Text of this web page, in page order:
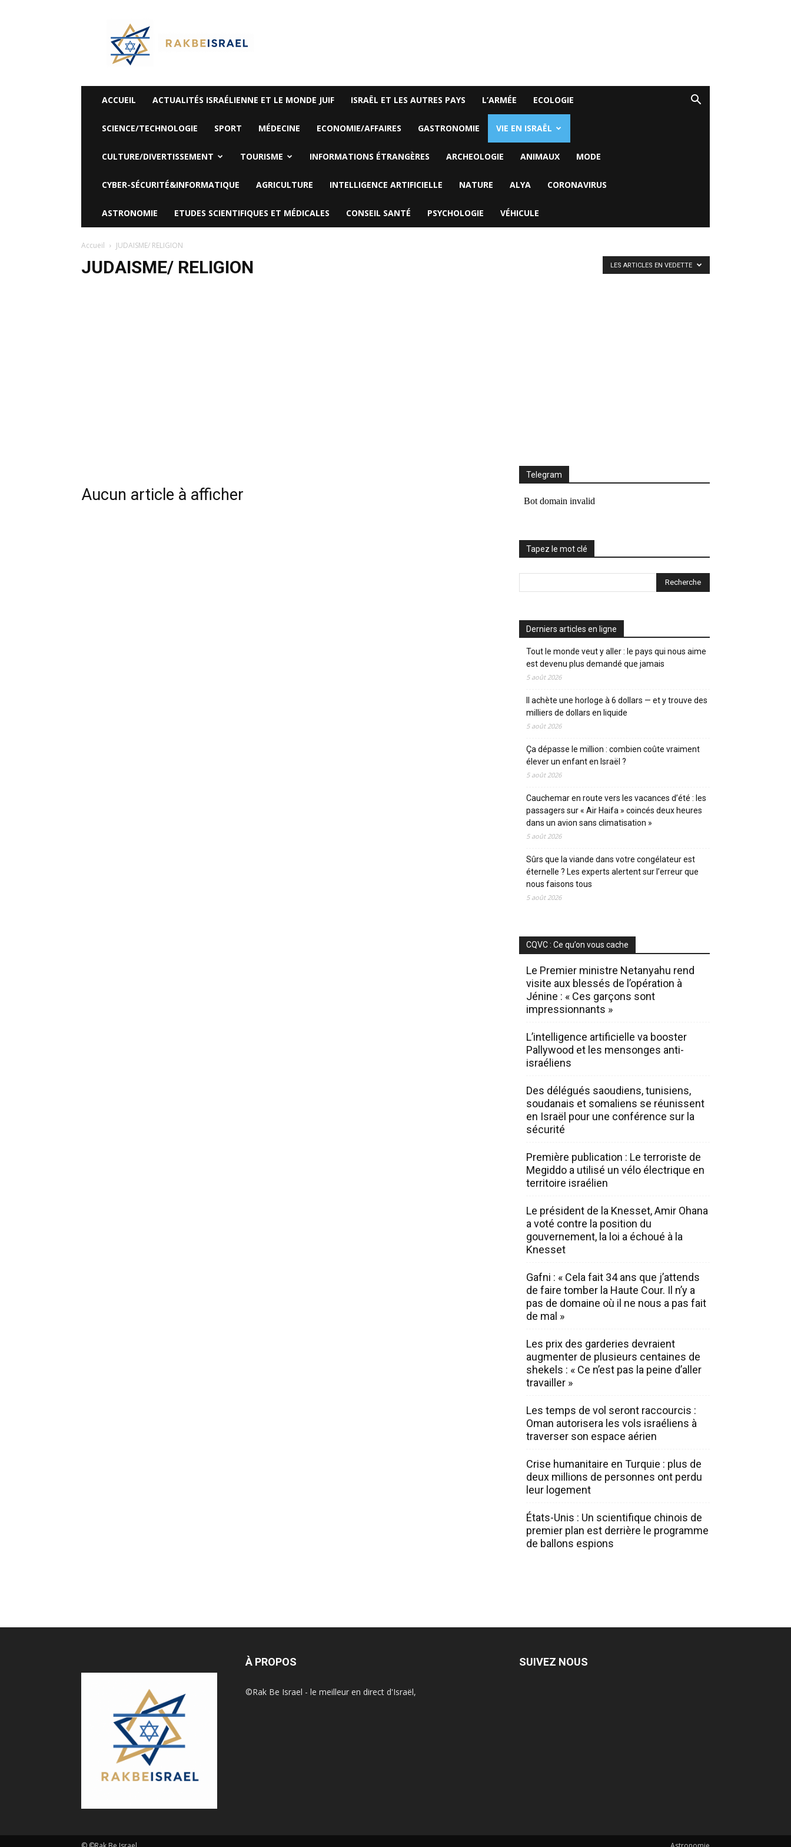
Rak
Be
Israel-
Alyaexpress-
News
ACCUEIL ACTUALITÉS ISRAÉLIENNE ET LE MONDE JUIF ISRAËL ET LES AUTRES PAYS L’ARMÉE ECOLOGIE
SCIENCE/TECHNOLOGIE SPORT MÉDECINE ECONOMIE/AFFAIRES GASTRONOMIE VIE EN ISRAËL
CULTURE/DIVERTISSEMENT TOURISME INFORMATIONS ÉTRANGÈRES ARCHEOLOGIE ANIMAUX MODE
CYBER-SÉCURITÉ&INFORMATIQUE AGRICULTURE INTELLIGENCE ARTIFICIELLE NATURE ALYA CORONAVIRUS
ASTRONOMIE ETUDES SCIENTIFIQUES ET MÉDICALES CONSEIL SANTÉ PSYCHOLOGIE VÉHICULE
Accueil JUDAISME/ RELIGION
JUDAISME/ RELIGION LES ARTICLES EN VEDETTE
Aucun article à afficher
Telegram
Tapez le mot clé
Derniers articles en ligne
Tout le monde veut y aller : le pays qui nous aime
est devenu plus demandé que jamais
5 août 2026
Il achète une horloge à 6 dollars — et y trouve des
milliers de dollars en liquide
5 août 2026
Ça dépasse le million : combien coûte vraiment
élever un enfant en Israël ?
5 août 2026
Cauchemar en route vers les vacances d’été : les
passagers sur « Air Haifa » coincés deux heures
dans un avion sans climatisation »
5 août 2026
Sûrs que la viande dans votre congélateur est
éternelle ? Les experts alertent sur l’erreur que
nous faisons tous
5 août 2026
CQVC : Ce qu’on vous cache
Le Premier ministre Netanyahu rend
visite aux blessés de l’opération à
Jénine : « Ces garçons sont
impressionnants »
L’intelligence artificielle va booster
Pallywood et les mensonges anti-
israéliens
Des délégués saoudiens, tunisiens,
soudanais et somaliens se réunissent
en Israël pour une conférence sur la
sécurité
Première publication : Le terroriste de
Megiddo a utilisé un vélo électrique en
territoire israélien
Le président de la Knesset, Amir Ohana
a voté contre la position du
gouvernement, la loi a échoué à la
Knesset
Gafni : « Cela fait 34 ans que j’attends
de faire tomber la Haute Cour. Il n’y a
pas de domaine où il ne nous a pas fait
de mal »
Les prix des garderies devraient
augmenter de plusieurs centaines de
shekels : « Ce n’est pas la peine d’aller
travailler »
Les temps de vol seront raccourcis :
Oman autorisera les vols israéliens à
traverser son espace aérien
Crise humanitaire en Turquie : plus de
deux millions de personnes ont perdu
leur logement
États-Unis : Un scientifique chinois de
premier plan est derrière le programme
de ballons espions
À PROPOS
©Rak Be Israel - le meilleur en direct d'Israël,
SUIVEZ NOUS